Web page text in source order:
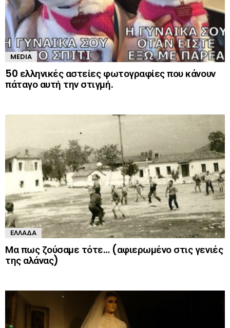
MEDIA
50 ελληνικές αστείες φωτογραφίες που κάνουν
πάταγο αυτή την στιγμή.
ΕΛΛΆΔΑ
Μα πως ζούσαμε τότε… (αφιερωμένο στις γενιές
της αλάνας)